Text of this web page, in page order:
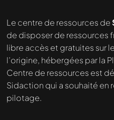
Le centre de ressources de
de disposer de ressources
libre accès et gratuites sur
l’origine, hébergées par la
Centre de ressources est
Sidaction qui a souhaité en
pilotage.